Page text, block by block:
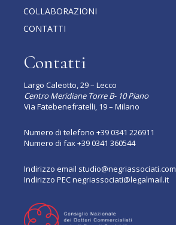
COLLABORAZIONI
CONTATTI
Contatti
Largo Caleotto, 29 – Lecco
Centro Meridiane Torre B- 10 Piano
Via Fatebenefratelli, 19 – Milano
Numero di telefono +39 0341 226911
Numero di fax +39 0341 360544
Indirizzo email studio@negriassociati.com
Indirizzo PECnegriassociati@legalmail.it